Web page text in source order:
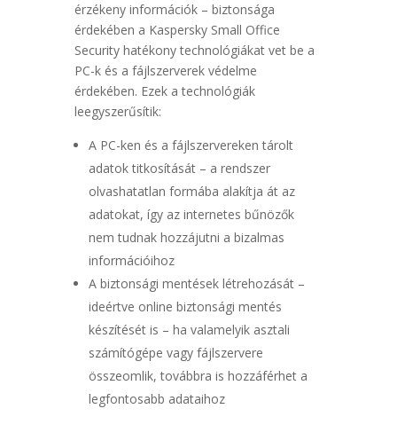
érzékeny információk – biztonsága
érdekében a Kaspersky Small Office
Security hatékony technológiákat vet be a
PC-k és a fájlszerverek védelme
érdekében. Ezek a technológiák
leegyszerűsítik:
A PC-ken és a fájlszervereken tárolt
adatok titkosítását – a rendszer
olvashatatlan formába alakítja át az
adatokat, így az internetes bűnözők
nem tudnak hozzájutni a bizalmas
információihoz
A biztonsági mentések létrehozását –
ideértve online biztonsági mentés
készítését is – ha valamelyik asztali
számítógépe vagy fájlszervere
összeomlik, továbbra is hozzáférhet a
legfontosabb adataihoz